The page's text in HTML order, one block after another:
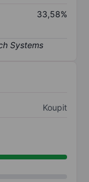
33,58%
Koupit